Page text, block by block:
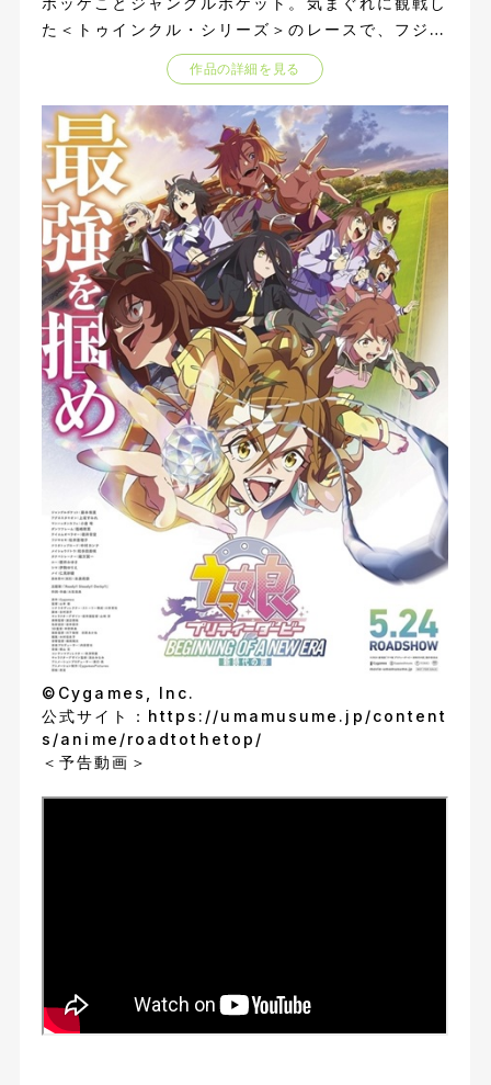
た＜トゥインクル・シリーズ＞のレースで、フジキ
セキの走りに衝撃を受けたポッケは、自らも＜トゥ
インクル・シリーズ＞に挑むことを決意する。 ウ
マ娘たちの集う『トレセン学園』に入ったポッケ
は、フジキセキを育てたタナベトレーナーのもと、
一生に一度しか挑戦を許されない『クラシック三冠
レース』に挑む。 そこに待ち受けていたのは、ポ
ッケをもしのぐ実力をもつ同世代のライバルたちだ
った。 ひたむきな思いを胸に実直に努力を続け
る、ダンツフレーム。 自分にしか見えない『お友
だち』を追いかけて走る、マンハッタンカフェ。
そして、ウマ娘の可能性のその先を求めるマッドサ
イエンティスト、アグネスタキオン―― 自らの誇
りと、意地と、魂をかけて走るウマ娘たち。 熱く
激しいその戦いが、新たな時代の扉を開く。 「誰
が相手でも関係ねえ！ 俺は最強のウマ娘になって
みせるぜ！！」【公式サイト他参照】
作品の詳細を見る
©Cygames, Inc.
公式サイト： https://umamusume.jp/content
s/anime/roadtothetop/
＜予告動画＞